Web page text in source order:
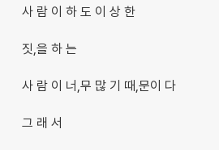
사 람 이 하 도 이 상 한
짓,을 하 는
사 람 이 너,무 많 기 때,문이 다
그 래 서